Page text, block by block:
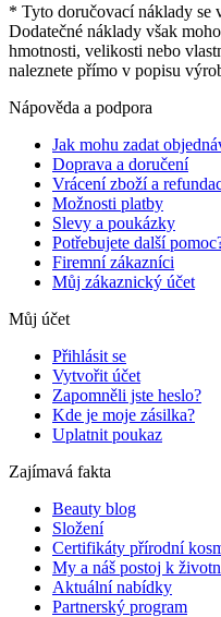
* Tyto doručovací náklady se
Dodatečné náklady však
hmotnosti, velikosti nebo
naleznete přímo v popisu
Nápověda a podpora
Jak mohu zadat
Doprava a doručení
Vrácení zboží a
Možnosti platby
Slevy a poukázky
Potřebujete další
Firemní zákazníci
Můj zákaznický účet
Můj účet
Přihlásit se
Vytvořit účet
Zapomněli jste heslo?
Kde je moje zásilka?
Uplatnit poukaz
Zajímavá fakta
Beauty blog
Složení
Certifikáty přírodní
My a náš postoj k
Aktuální nabídky
Partnerský program